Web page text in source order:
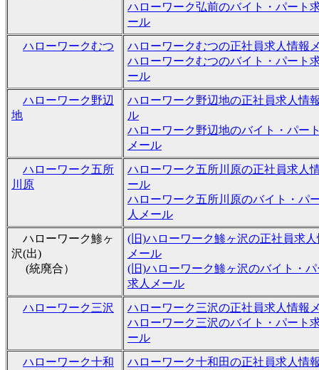
ハローワーク弘前のバイト・パート
ール
ハローワークむつ
ハローワークむつの正社員求人情報
ハローワークむつのバイト・パート
ール
ハローワーク野辺
地
ハローワーク野辺地の正社員求人情
ル
ハローワーク野辺地のバイト・パー
メール
ハローワーク五所
川原
ハローワーク五所川原の正社員求人
ール
ハローワーク五所川原のバイト・パ
人メール
ハローワーク鯵ヶ
沢(出)
(統廃合）
(旧)ハローワーク鯵ヶ沢の正社員求
メール
(旧)ハローワーク鯵ヶ沢のバイト・
求人メール
ハローワーク三沢
ハローワーク三沢の正社員求人情報
ハローワーク三沢のバイト・パート
ール
ハローワーク十和
ハローワーク十和田の正社員求人情